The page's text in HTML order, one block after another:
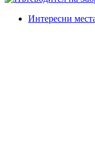
Интересни